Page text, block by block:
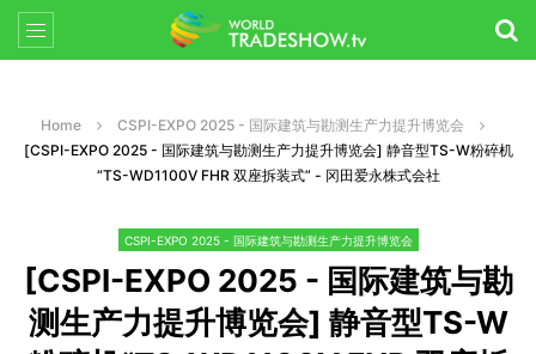
Home
CSPI-EXPO 2025 - 国际建筑与勘测生产力提升博览会
[CSPI-EXPO 2025 - 国际建筑与勘测生产力提升博览会] 静音型TS-W粉碎机
“TS-WD1100V FHR 双座拆装式” - 冈田爱永株式会社
CSPI-EXPO 2025 - 国际建筑与勘测生产力提升博览会
[CSPI-EXPO 2025 - 国际建筑与勘
测生产力提升博览会] 静音型TS-W